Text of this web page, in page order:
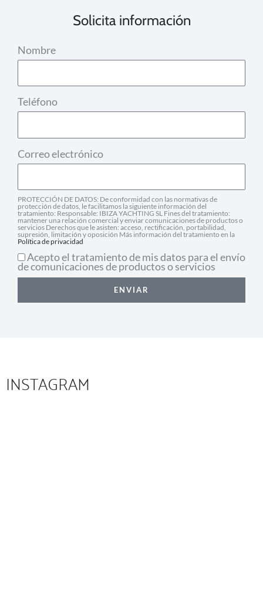
Solicita información
Nombre
Teléfono
Correo electrónico
PROTECCIÓN DE DATOS: De conformidad con las normativas de
protección de datos, le facilitamos la siguiente información del
tratamiento: Responsable: IBIZA YACHTING SL Fines del tratamiento:
mantener una relación comercial y enviar comunicaciones de productos o
servicios Derechos que le asisten: acceso, rectificación, portabilidad,
supresión, limitación y oposición Más información del tratamiento en la
Política de privacidad
Acepto el tratamiento de mis datos para el envío
de comunicaciones de productos o servicios
ENVIAR
INSTAGRAM